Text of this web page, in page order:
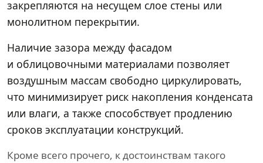
закрепляются на несущем слое стены или
монолитном перекрытии.
Наличие зазора между фасадом
и облицовочными материалами позволяет
воздушным массам свободно циркулировать,
что минимизирует риск накопления конденсата
или влаги, а также способствует продлению
сроков эксплуатации конструкций.
Кроме всего прочего, к достоинствам такого